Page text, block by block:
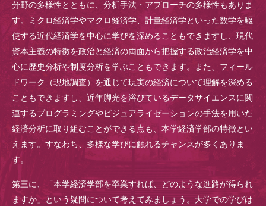
分野の多様性とともに、分析手法・アプローチの多様性もありま
す。ミクロ経済学やマクロ経済学、計量経済学といった数学を駆
使する近代経済学を中心に学びを深めることもできますし、現代
資本主義の特徴を政治と経済の両面から把握する政治経済学を中
心に歴史分析や制度分析を学ぶこともできます。また、フィール
ドワーク（現地調査）を通じて現実の経済について理解を深める
こともできますし、近年脚光を浴びているデータサイエンスに関
連するプログラミングやビジュアライゼーションの手法を用いた
経済分析に取り組むことができる点も、本学経済学部の特徴とい
えます。すなわち、多様な学びに触れるチャンスが多くありま
す。
第三に、「本学経済学部を卒業すれば、どのような進路が得られ
ますか」という疑問について考えてみましょう。大学での学びは